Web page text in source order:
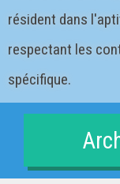
résident dans
respectant les
spécifique.